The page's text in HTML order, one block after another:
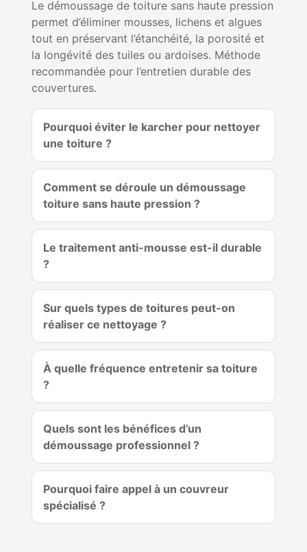
Le démoussage de toiture sans haute pression
permet d’éliminer mousses, lichens et algues
tout en préservant l’étanchéité, la porosité et
la longévité des tuiles ou ardoises. Méthode
recommandée pour l’entretien durable des
couvertures.
Pourquoi éviter le karcher pour nettoyer
une toiture ?
Comment se déroule un démoussage
toiture sans haute pression ?
Le traitement anti-mousse est-il durable
?
Sur quels types de toitures peut-on
réaliser ce nettoyage ?
À quelle fréquence entretenir sa toiture
?
Quels sont les bénéfices d’un
démoussage professionnel ?
Pourquoi faire appel à un couvreur
spécialisé ?